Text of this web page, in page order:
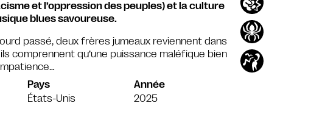
et l’oppression des peuples) et la culture
blues savoureuse.
passé, deux frères jumeaux reviennent dans
comprennent qu’une puissance maléfique bien
Pays
États-Unis
Année
2025